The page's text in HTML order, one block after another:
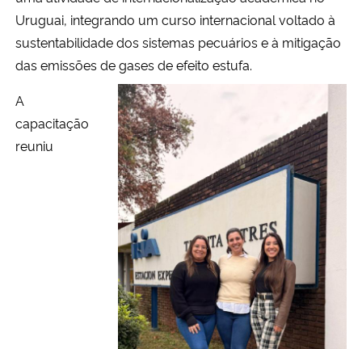
Ministério do Turismo
Ministério do Desenvolvimento Regional
Controladoria-Geral da União
Ministério da Mulher, da Família e dos Direitos Humanos
Gabinete de Segurança Institucional
Advocacia-Geral da União
Uruguai, integrando um curso internacional voltado à
sustentabilidade dos sistemas pecuários e à mitigação
das emissões de gases de efeito estufa.
A
capacitação
reuniu